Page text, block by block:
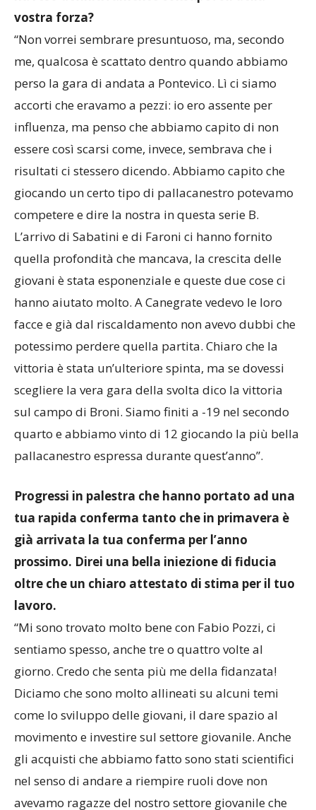
ha reso definitivamente consapevoli della
accorti che eravamo a pezzi: io ero assente per
scegliere la vera gara della svolta dico la vittoria
Progressi in palestra che hanno portato ad una
tua rapida conferma tanto che in primavera è
già arrivata la tua conferma per l’anno
prossimo. Direi una bella iniezione di fiducia
oltre che un chiaro attestato di stima per il tuo
sentiamo spesso, anche tre o quattro volte al
movimento e investire sul settore giovanile. Anche